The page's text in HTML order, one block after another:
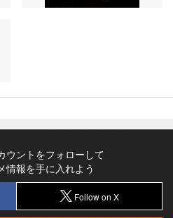
ウントをフォローして
情報を手に入れよう
Follow on X